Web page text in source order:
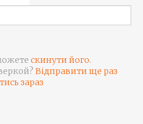
скинути його.
Відправити ще раз
зараз